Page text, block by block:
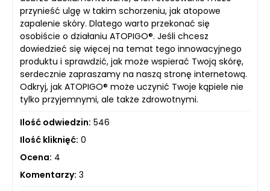
przynieść ulgę w takim schorzeniu, jak atopowe
zapalenie skóry. Dlatego warto przekonać się
osobiście o działaniu ATOPIGO®. Jeśli chcesz
dowiedzieć się więcej na temat tego innowacyjnego
produktu i sprawdzić, jak może wspierać Twoją skórę,
serdecznie zapraszamy na naszą stronę internetową.
Odkryj, jak ATOPIGO® może uczynić Twoje kąpiele nie
tylko przyjemnymi, ale także zdrowotnymi.
Ilość odwiedzin: 546
Ilość kliknięć: 0
Ocena: 4
Komentarzy: 3